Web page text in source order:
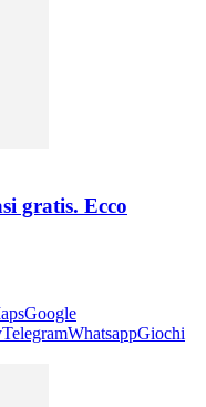
gratis. Ecco
Google
TelegramWhatsappGiochi